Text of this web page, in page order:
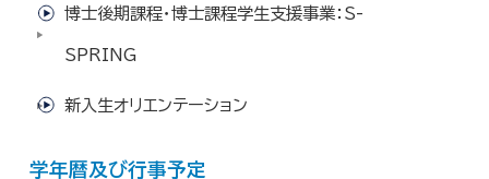
博士後期課程・博士課程学生支援事業：S-
SPRING
新入生オリエンテーション
学年暦及び行事予定